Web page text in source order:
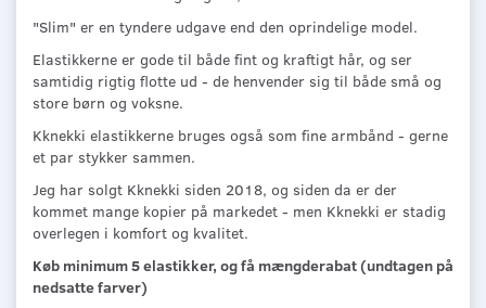
"Slim" er en tyndere udgave end den oprindelige model.
Elastikkerne er gode til både fint og kraftigt hår, og ser
samtidig rigtig flotte ud - de henvender sig til både små og
store børn og voksne.
Kknekki elastikkerne bruges også som fine armbånd - gerne
et par stykker sammen.
Jeg har solgt Kknekki siden 2018, og siden da er der
kommet mange kopier på markedet - men Kknekki er stadig
overlegen i komfort og kvalitet.
Køb minimum 5 elastikker, og få mængderabat (undtagen på
nedsatte farver)